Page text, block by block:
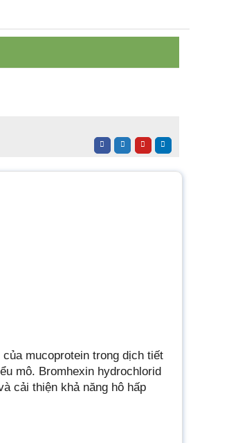
mucoprotein trong dịch tiết
mô. Bromhexin hydrochlorid
cải thiện khả năng hô hấp